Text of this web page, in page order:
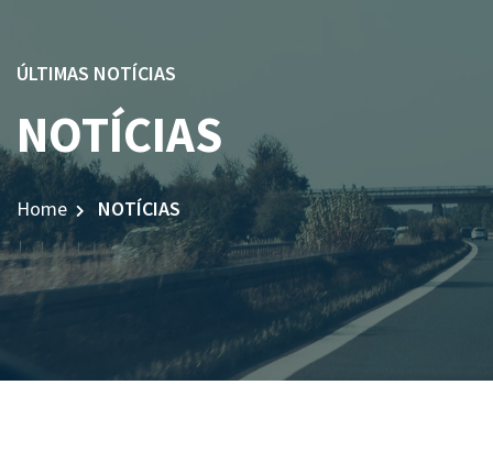
ÚLTIMAS NOTÍCIAS
NOTÍCIAS
Home NOTÍCIAS